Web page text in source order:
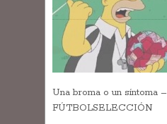
Una broma o un síntoma –
FÚTBOLSELECCIÓN